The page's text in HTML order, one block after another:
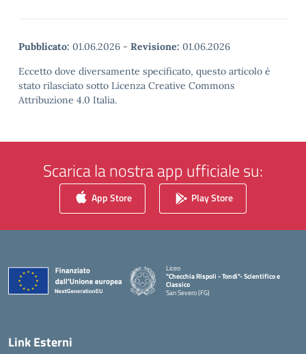
Pubblicato: 01.06.2026 - Revisione: 01.06.2026
Eccetto dove diversamente specificato, questo articolo è
stato rilasciato sotto Licenza Creative Commons
Attribuzione 4.0 Italia.
Scarica la nostra app ufficiale su:
App Store Play Store
Liceo
"Checchia Rispoli - Tondi"- Scientifico e
Classico
San Severo (FG)
Link Esterni